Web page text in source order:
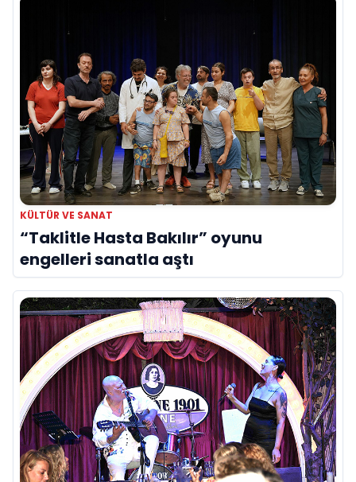
KÜLTÜR VE SANAT
“Taklitle Hasta Bakılır” oyunu
engelleri sanatla aştı